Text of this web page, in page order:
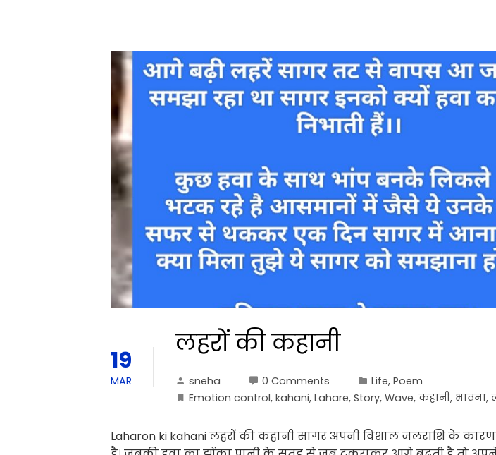
19
MAR
लहरों की कहानी
sneha 0 Comments Life, Poem
Emotion control, kahani, Lahare, Story, Wave, कहानी, भावना,
Laharon ki kahani लहरों की कहानी सागर अपनी विशाल जलराशि के